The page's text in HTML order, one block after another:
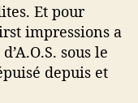
Et pour
impressions a
sous le
depuis et